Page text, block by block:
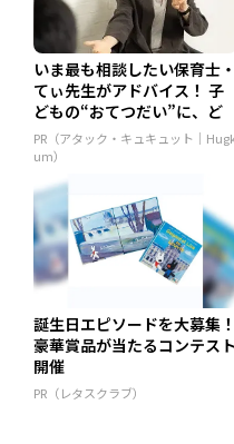
いま最も相談したい保育士・
てぃ先生がアドバイス！ 子
どもの“おてつだい”に、ど
ん...
PR（アタック・キュキュット｜
um）
誕生日エピソードを大募集！
豪華賞品が当たるコンテスト
開催
PR（レタスクラブ）